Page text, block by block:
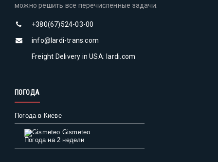
можно решить все перечисленные задачи.
+380(67)524-03-00
info@lardi-trans.com
Freight Delivery in USA: lardi.com
ПОГОДА
Погода в Киеве
Gismeteo
Погода на 2 недели